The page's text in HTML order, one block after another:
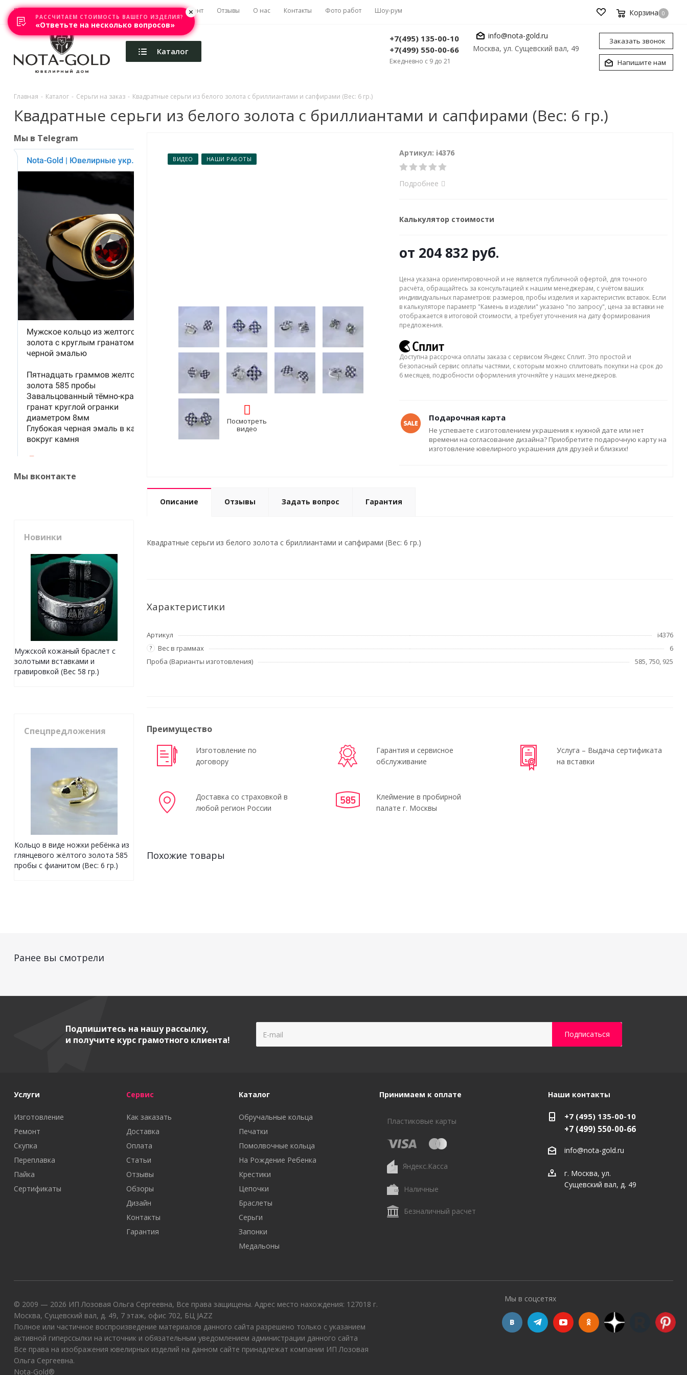
Главная Акции Каталоги Изготовление Ремонт Отзывы О нас Контакты Фото работ Шоу-рум Корзина 0
Каталог
+7(495) 135-00-10
+7(499) 550-00-66
Ежедневно с 9 до 21
info@nota-gold.ru
Москва, ул. Сущевский вал, 49
Заказать звонок
Напишите нам
Главная - Каталог - Серьги на заказ - Квадратные серьги из белого золота с бриллиантами и сапфирами (Вес: 6 гр.)
Квадратные серьги из белого золота с бриллиантами и сапфирами (Вес: 6 гр.)
ВИДЕО НАШИ РАБОТЫ
Посмотреть
видео
Артикул: i4376
Подробнее
Калькулятор стоимости
от 204 832 руб.
Цена указана ориентировочной и не является публичной офертой, для точного
расчёта, обращайтесь за консультацией к нашим менеджерам, с учётом ваших
индивидуальных параметров: размеров, пробы изделия и характеристик вставок. Если
в калькуляторе параметр "Камень в изделии" указано "по запросу", цена за вставки не
отображается в итоговой стоимости, а требует уточнения на дату формирования
предложения.
Доступна рассрочка оплаты заказа с сервисом Яндекс Сплит. Это простой и
безопасный сервис оплаты частями, с которым можно сплитовать покупки на срок до
6 месяцев, подробности оформления уточняйте у наших менеджеров.
Подарочная карта
Не успеваете с изготовлением украшения к нужной дате или нет
времени на согласование дизайна? Приобретите подарочную карту на
изготовление ювелирного украшения для друзей и близких!
Описание Отзывы Задать вопрос Гарантия
Квадратные серьги из белого золота с бриллиантами и сапфирами (Вес: 6 гр.)
Характеристики
Артикул i4376
? Вес в граммах
6
Проба (Варианты изготовления)
585, 750, 925
Преимущество
Изготовление по
договору
Гарантия и сервисное
обслуживание
Услуга – Выдача сертификата
на вставки
Доставка со страховкой в
любой регион России
Клеймение в пробирной
палате г. Москвы
Похожие товары
Мы в Telegram
Мы вконтакте
Новинки
Мужской кожаный браслет с
золотыми вставками и
гравировкой (Вес 58 гр.)
Спецпредложения
Кольцо в виде ножки ребёнка из
глянцевого жёлтого золота 585
пробы с фианитом (Вес: 6 гр.)
Ранее вы смотрели
Подпишитесь на нашу рассылку,
и получите курс грамотного клиента!
Услуги
Изготовление
Ремонт
Скупка
Переплавка
Пайка
Сертификаты
Сервис
Как заказать
Доставка
Оплата
Статьи
Отзывы
Обзоры
Дизайн
Контакты
Гарантия
Каталог
Обручальные кольца
Печатки
Помолвочные кольца
На Рождение Ребенка
Крестики
Цепочки
Браслеты
Серьги
Запонки
Медальоны
Принимаем к оплате
Пластиковые карты
Яндекс.Касса
Наличные
Безналичный расчет
Наши контакты
+7 (495) 135-00-10
+7 (499) 550-00-66
info@nota-gold.ru
г. Москва, ул.
Сущевский вал, д. 49
© 2009 — 2026 ИП Лозовая Ольга Сергеевна, Все права защищены. Адрес место нахождения: 127018 г.
Москва, Сущевский вал, д. 49, 7 этаж, офис 702, БЦ JAZZ
Полное или частичное воспроизведение материалов данного сайта разрешено только с указанием
активной гиперссылки на источник и обязательным уведомлением администрации данного сайта
Все права на изображения ювелирных изделий на данном сайте принадлежат компании ИП Лозовая
Ольга Сергеевна.
Nota-Gold®
Мы в соцсетях
РАССЧИТАЕМ СТОИМОСТЬ ВАШЕГО ИЗДЕЛИЯ?
«Ответьте на несколько вопросов»